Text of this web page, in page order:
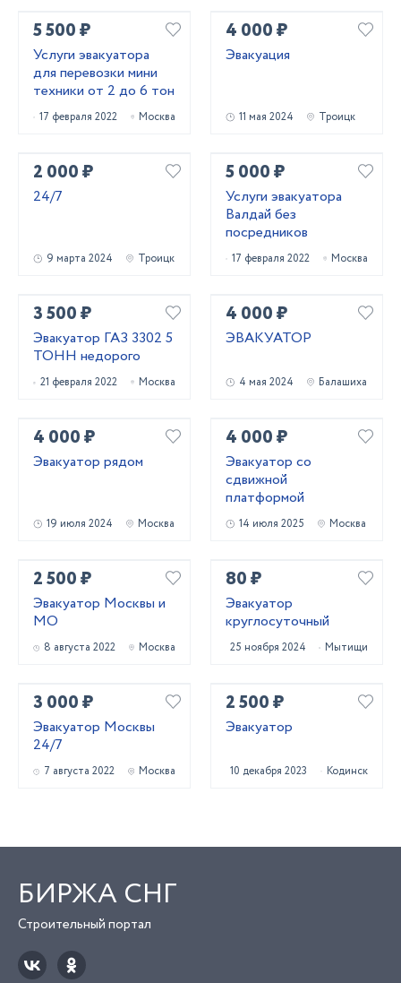
КЛЮЧЕЙ
5 500 ₽
Услуги эвакуатора
для перевозки мини
техники от 2 до 6 тон
17 февраля 2022 Москва
4 000 ₽
Эвакуация
11 мая 2024 Троицк
2 000 ₽
24/7
9 марта 2024 Троицк
5 000 ₽
Услуги эвакуатора
Валдай без
посредников
17 февраля 2022 Москва
3 500 ₽
Эвакуатор ГАЗ 3302 5
ТОНН недорого
21 февраля 2022 Москва
4 000 ₽
ЭВАКУАТОР
4 мая 2024 Балашиха
4 000 ₽
Эвакуатор рядом
19 июля 2024 Москва
4 000 ₽
Эвакуатор со
сдвижной
платформой
14 июля 2025 Москва
2 500 ₽
Эвакуатор Москвы и
МО
8 августа 2022 Москва
80 ₽
Эвакуатор
круглосуточный
25 ноября 2024 Мытищи
3 000 ₽
Эвакуатор Москвы
24/7
7 августа 2022 Москва
2 500 ₽
Эвакуатор
10 декабря 2023 Кодинск
БИРЖА СНГ
Строительный портал